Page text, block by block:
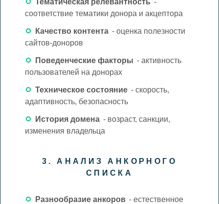
соответствие тематики донора и акцептора
Качество контента - оценка полезности
сайтов-доноров
Поведенческие факторы - активность
пользователей на донорах
Техническое состояние - скорость,
адаптивность, безопасность
История домена - возраст, санкции,
изменения владельца
3. АНАЛИЗ АНКОРНОГО
СПИСКА
Разнообразие анкоров - естественное